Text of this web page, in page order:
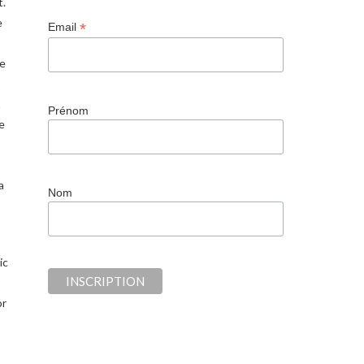
Email*
Prénom
Nom